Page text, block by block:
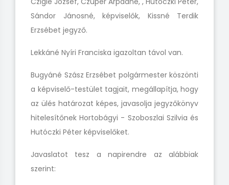
Sándor Jánosné,
képviselők, Kissné Terdik
Erzsébet jegyző.
Lekkáné Nyíri Franciska igazoltan távol van.
Bugyáné Szász Erzsébet polgármester köszönti
a képviselő-testület tagjait, megállapítja, hogy
az ülés határozat képes, javasolja jegyzőkönyv
hitelesítőnek Hortobágyi - Szoboszlai Szilvia és
Hutóczki Péter képviselőket.
Javaslatot tesz
a napirendre az alábbiak
szerint: